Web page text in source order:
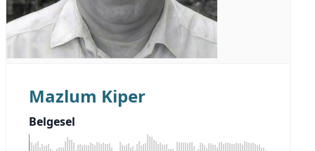
Mazlum Kiper
Belgesel